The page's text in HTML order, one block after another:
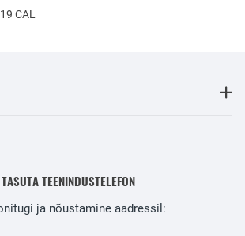
CAL
TASUTA TEENINDUSTELEFON
ja nõustamine aadressil: